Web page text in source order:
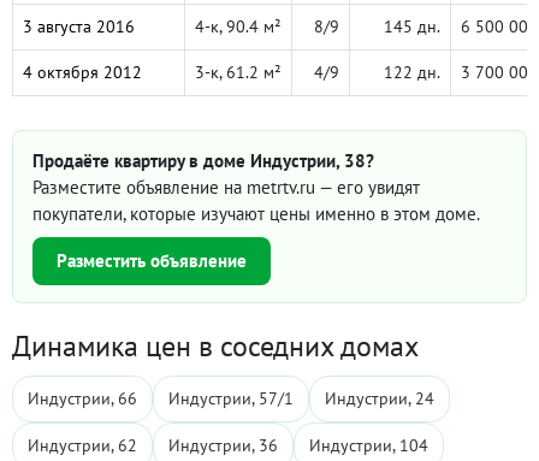
3 августа 2016 4-к, 90.4 м² 8/9 145 дн. 6 500 000
4 октября 2012 3-к, 61.2 м² 4/9 122 дн. 3 700 000
Продаёте квартиру в доме Индустрии, 38?
Разместите объявление на metrtv.ru — его увидят
покупатели, которые изучают цены именно в этом доме.
Разместить объявление
Динамика цен в соседних домах
Индустрии, 66 Индустрии, 57/1 Индустрии, 24
Индустрии, 62 Индустрии, 36 Индустрии, 104